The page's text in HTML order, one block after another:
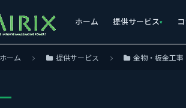
ホーム 提供サービス
ホーム 提供サービス 金物・板金工事